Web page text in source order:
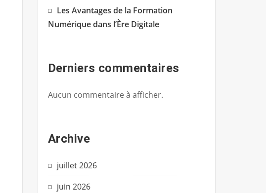
Les Avantages de la Formation
Numérique dans l’Ère Digitale
Derniers commentaires
Aucun commentaire à afficher.
Archive
juillet 2026
juin 2026